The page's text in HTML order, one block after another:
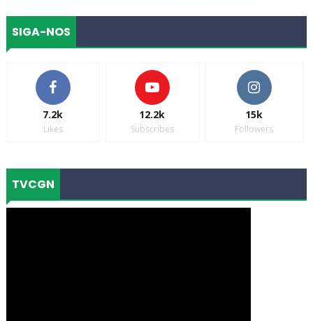
SIGA-NOS
7.2k
Likes
12.2k
Subscribes
15k
Followers
TVCGN